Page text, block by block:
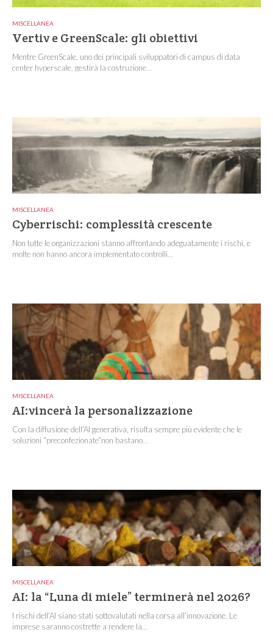
MISCELLANEA
Vertiv e GreenScale: gli obiettivi
Mentre GreenScale, uno dei principali sviluppatori di campus di data
center hyperscale, gestirà la costruzione...
MISCELLANEA
Cyberrischi: complessità crescente
Non tutte le organizzazioni stanno affrontando adeguatamente i rischi, e
molte non hanno ancora implementato controlli...
MISCELLANEA
AI:vincerà la personalizzazione
Con la diffusione dell’AI generativa, risulta sempre più evidente che le
soluzioni “preconfezionate”non bastano...
MISCELLANEA
AI: la “Luna di miele” terminerà nel 2026?
I rischi dell’AI siano stati sottovalutati nella corsa all’innovazione. Le
imprese saranno costrette a rendere la...